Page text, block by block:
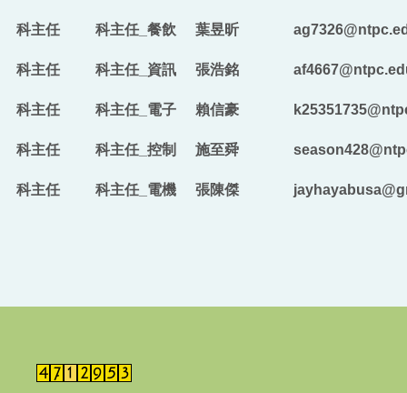
科主任 科主任_餐飲 葉昱昕
科主任 科主任_資訊 張浩銘
科主任 科主任_電子 賴信豪
科主任 科主任 控制 施至舜
科主任 科主任 電機 張陳傑